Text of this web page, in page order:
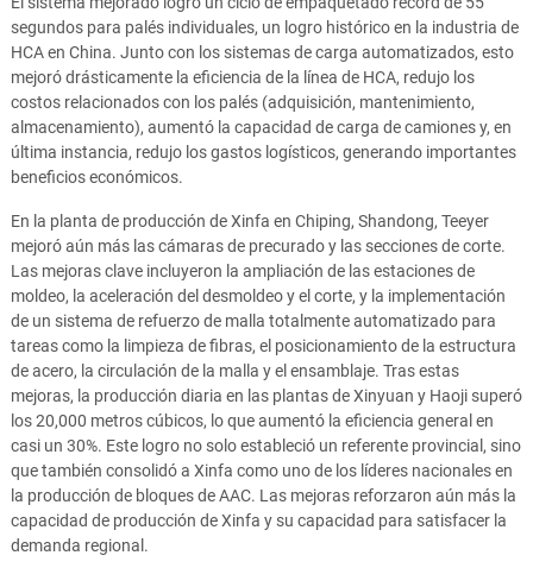
segundos para palés individuales, un logro histórico en la industria de
HCA en China. Junto con los sistemas de carga automatizados, esto
mejoró drásticamente la eficiencia de la línea de HCA, redujo los
costos relacionados con los palés (adquisición, mantenimiento,
almacenamiento), aumentó la capacidad de carga de camiones y, en
última instancia, redujo los gastos logísticos, generando importantes
beneficios económicos.
En la planta de producción de Xinfa en Chiping, Shandong, Teeyer
mejoró aún más las cámaras de precurado y las secciones de corte.
Las mejoras clave incluyeron la ampliación de las estaciones de
moldeo, la aceleración del desmoldeo y el corte, y la implementación
de un sistema de refuerzo de malla totalmente automatizado para
tareas como la limpieza de fibras, el posicionamiento de la estructura
de acero, la circulación de la malla y el ensamblaje. Tras estas
mejoras, la producción diaria en las plantas de Xinyuan y Haoji superó
los 20,000 metros cúbicos, lo que aumentó la eficiencia general en
casi un 30%. Este logro no solo estableció un referente provincial, sino
que también consolidó a Xinfa como uno de los líderes nacionales en
la producción de bloques de AAC. Las mejoras reforzaron aún más la
capacidad de producción de Xinfa y su capacidad para satisfacer la
demanda regional.